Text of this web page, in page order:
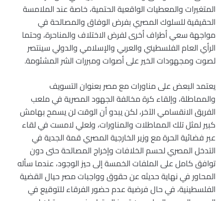
المتغيرات والمعطيات الواقعية الحتمية، خاصة عند الملامسة
الحقيقية للسلوك المصري بفرض الوفاق والمصالحة في
مواجهة سعي أطراف أخرى لفرض الاختلاف والمناحرة، وحتما
الرأي العام الفلسطيني والعربي والإسلامي والدولي سينتصر
لصوت ومجهودات الخير على أصوات ومبررات الشر المشئومة.
يعتمد البعض على مناورات مع مصر بعنوان التسويف
والمماطلة، وإلقاء كرة مخالفة الجهود المصرية في ملعب
الفريق الانقسامي الآخر، لكن يبدو أن الوقت لن يسمح بهامش
كبير لمثل تلك المماطلات والمناورات، ولعلي لامست في لقاء
عبر فضائية الحرة مع وزير الخارجية المصري قمة الجدية في
التدخل المصري لحسم الخلافات وإخراج المصالحة حتى دون
توافق كامل على الملفات الخمسة إلى حيز الوجود، عندما سأله
المحاور في نهاية حديثه عن حقوق وواجبات مصر حيال القضية
الفلسطينية، في حال فرضية عدم حضور الفرقاء للتوقيع في